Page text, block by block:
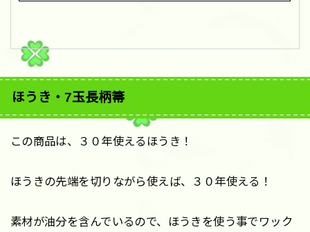
ほうき・7玉長柄箒
この商品は、３０年使えるほうき！
ほうきの先端を切りながら使えば、３０年使える！
素材が油分を含んでいるので、ほうきを使う事でワック